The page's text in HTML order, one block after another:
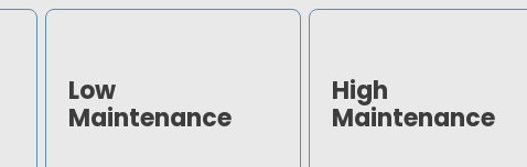
Low
Maintenance
High
Maintenance